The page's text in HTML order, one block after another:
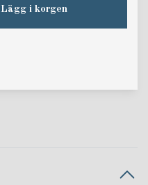
Lägg i korgen